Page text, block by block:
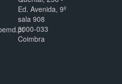
Ed. Avenida, 9º
sala 908
3000-033
Coimbra